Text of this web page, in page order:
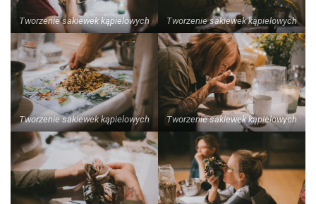
Tworzenie sakiewek kąpielowych Tworzenie sakiewek kąpielowych
Tworzenie sakiewek kąpielowych Tworzenie sakiewek kąpielowych